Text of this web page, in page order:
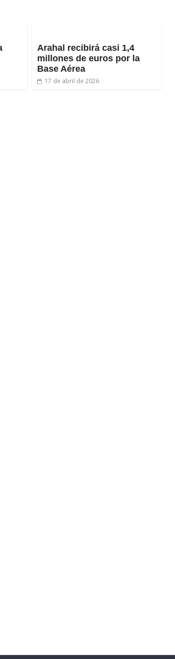
Arahal recibirá casi 1,4
millones de euros por la
Base Aérea
17 de abril de 2026